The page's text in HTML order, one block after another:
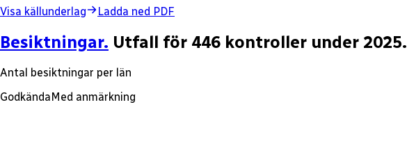
Visa källunderlag Ladda ned PDF
Besiktningar. Utfall för 446 kontroller under 2025.
Antal besiktningar per län
GodkändaMed anmärkning